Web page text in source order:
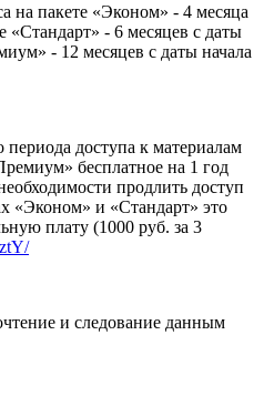
на пакете «Эконом» - 4 месяца
«Стандарт» - 6 месяцев с даты
- 12 месяцев с даты начала
периода доступа к материалам
бесплатное на 1 год
продлить доступ
«Эконом» и «Стандарт» это
плату (1000 руб. за 3
и следование данным